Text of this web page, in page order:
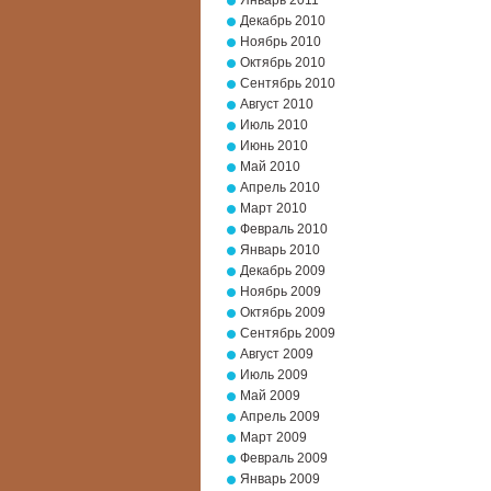
Декабрь 2010
Ноябрь 2010
Октябрь 2010
Сентябрь 2010
Август 2010
Июль 2010
Июнь 2010
Май 2010
Апрель 2010
Март 2010
Февраль 2010
Январь 2010
Декабрь 2009
Ноябрь 2009
Октябрь 2009
Сентябрь 2009
Август 2009
Июль 2009
Май 2009
Апрель 2009
Март 2009
Февраль 2009
Январь 2009